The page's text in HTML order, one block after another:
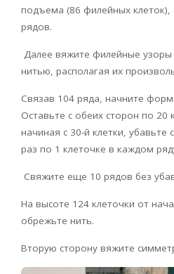
подъема (86 филейных клеток),
рядов.
Далее вяжите филейные
нитью, располагая их
Связав 104 ряда, начните
Оставьте с обеих сторон по 20
начиная с 30-й клетки, убавьте
раз по 1 клеточке в каждом
Свяжите еще 10 рядов без
На высоте 124 клеточки от
обрежьте нить.
Вторую сторону вяжите